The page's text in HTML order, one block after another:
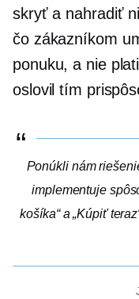
skryť a nahradiť
čo zákazníkom
ponuku, a nie
oslovil tím
Ponúkli nám
implementuje
košíka“ a „Kúpiť